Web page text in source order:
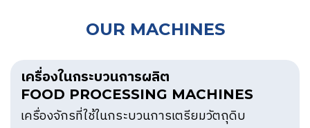
OUR MACHINES
เครื่องในกระบวนการผลิต
FOOD PROCESSING MACHINES
เครื่องจักรที่ใช้ในกระบวนการเตรียมวัตถุดิบ